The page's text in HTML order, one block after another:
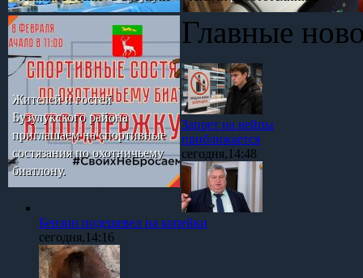
Жителей и гостей
Бузулукского района
приглашаем на спортивные
состязания по охотничьему
биатлону.
Главные
Запрет на вейпы
приближается
сегодня,14:48
Бензин подешевел на копейки
сегодня,14:16